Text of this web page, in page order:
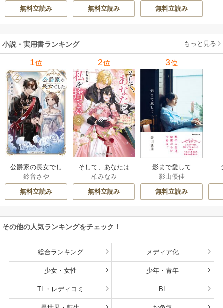
無料立読み
無料立読み
レクション 2巻
無料立読み
小説・実用書ランキング もっと見る
1位
公爵家の長女でし
た
鈴音さや
無料立読み
2位
そして、あなたは
私を捨てる
柏みなみ
無料立読み
3位
影まで愛して
影山優佳
無料立読み
その他の人気ランキングをチェック！
総合ランキング メディア化
少女・女性 少年・青年
TL・レディコミ BL